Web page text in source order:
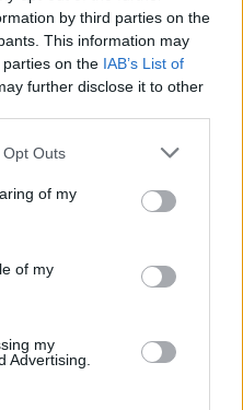
by third parties on the
This information may
on the IAB’s List of
further disclose it to other
Outs
of my
of my
my
Advertising.
virare su altri
David Okereke,
, già noto anche ai
retrocesso in serie
con sette gol
apparizioni: numeri da
soprattutto
, Okereke ha
Cremonese